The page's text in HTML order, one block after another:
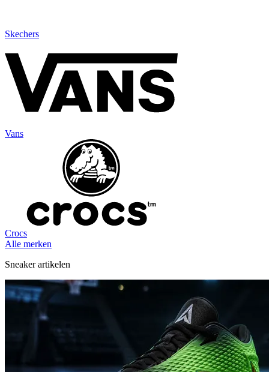
Skechers
Vans
Crocs
Alle merken
Sneaker artikelen